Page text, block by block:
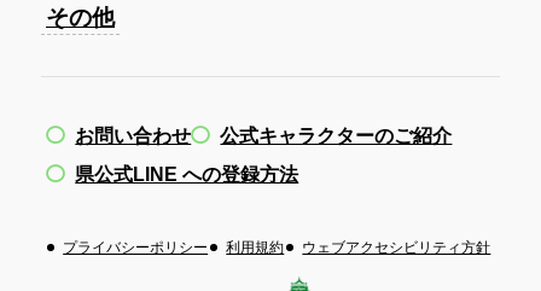
その他
お問い合わせ
公式キャラクターのご紹介
県公式LINE への登録方法
プライバシーポリシー 利用規約 ウェブアクセシビリティ方針